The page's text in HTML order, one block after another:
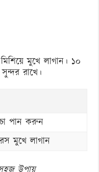
মুখে লাগান। ১০
রাখে।
পান করুন
মুখে লাগান